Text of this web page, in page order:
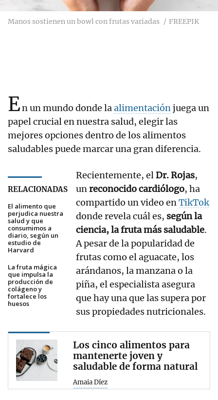
Manos sostienen un bowl con frutas variadas FREEPIK
En un mundo donde laalimentaciónjuega un
papel crucial en nuestra salud, elegir las
mejores opciones dentro de los alimentos
saludables puede marcar una gran diferencia.
RELACIONADAS
El alimento que
perjudica nuestra
salud y que
consumimos a
diario, según un
estudio de
Harvard
La fruta mágica
que impulsa la
producción de
colágeno y
fortalece los
huesos
Recientemente, elDr. Rojas,
unreconocido cardiólogo, ha
compartido un video enTikTok
donde revela cuál es, según la
ciencia, la fruta más saludable.
A pesar de la popularidad de
frutas como el aguacate, los
arándanos, la manzana o la
piña, el especialista asegura
que hay una que las supera por
sus propiedades nutricionales.
Los cinco alimentos para
mantenerte joven y
saludable de forma natural
Amaia Díez